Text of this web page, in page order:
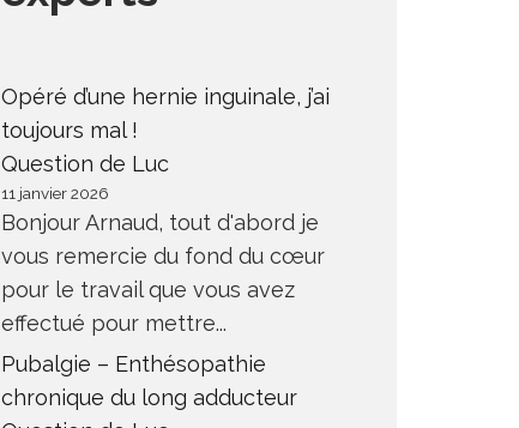
Opéré d’une hernie inguinale, j’ai
toujours mal !
Question de Luc
11 janvier 2026
Bonjour Arnaud, tout d'abord je
vous remercie du fond du cœur
pour le travail que vous avez
effectué pour mettre...
Pubalgie – Enthésopathie
chronique du long adducteur